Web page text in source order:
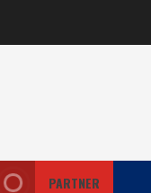
PARTNER